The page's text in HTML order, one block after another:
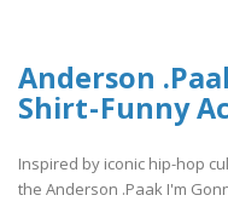
Anderson
Shirt - Funny
Inspired by iconic hip-hop
the Anderson .Paak I'm